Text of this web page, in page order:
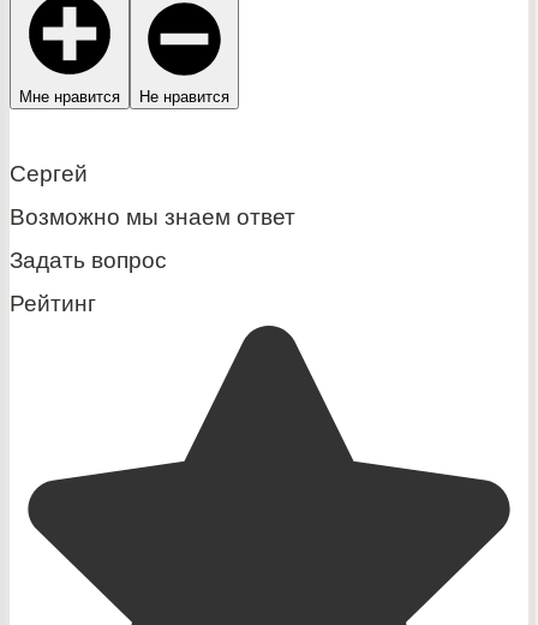
Мне нравится Не нравится
Сергей
Возможно мы знаем ответ
Задать вопрос
Рейтинг